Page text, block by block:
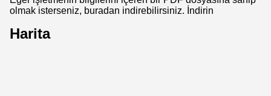
olmak isterseniz, buradan indirebilirsiniz. İndirin
Harita